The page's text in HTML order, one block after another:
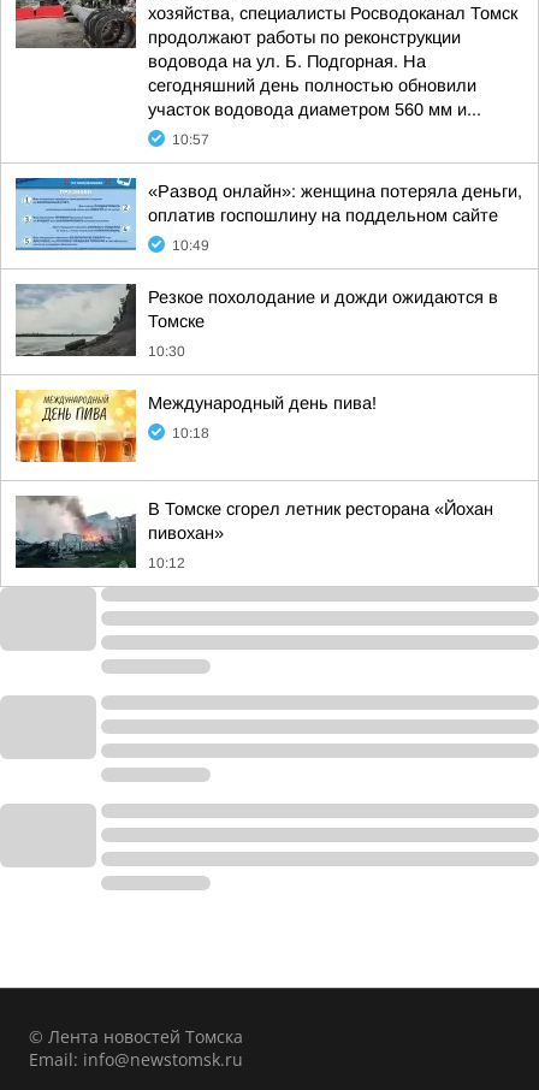
хозяйства, специалисты Росводоканал Томск
продолжают работы по реконструкции
водовода на ул. Б. Подгорная. На
сегодняшний день полностью обновили
участок водовода диаметром 560 мм и...
10:57
«Развод онлайн»: женщина потеряла деньги,
оплатив госпошлину на поддельном сайте
10:49
Резкое похолодание и дожди ожидаются в
Томске
10:30
Международный день пива!
10:18
В Томске сгорел летник ресторана «Йохан
пивохан»
10:12
© Лента новостей Томска
Email: info@newstomsk.ru